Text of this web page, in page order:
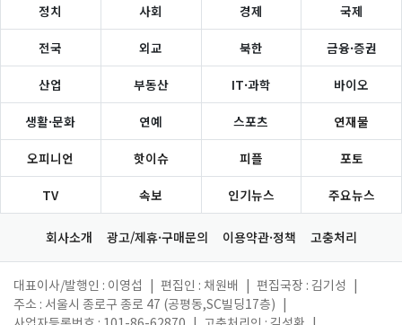
정치 사회 경제 국제
전국 외교 북한 금융·증권
산업 부동산 IT·과학 바이오
생활·문화 연예 스포츠 연재물
오피니언 핫이슈 피플 포토
TV 속보 인기뉴스 주요뉴스
회사소개 광고/제휴·구매문의 이용약관·정책 고충처리
대표이사/발행인 : 이영섭 편집인 : 채원배 편집국장 : 김기성
주소 : 서울시 종로구 종로 47 (공평동,SC빌딩17층)